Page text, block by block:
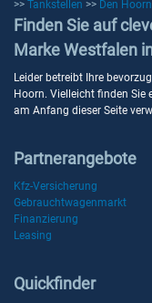
>> Tankstellen >> Den Hoorn
Finden Sie auf
Marke Westfalen
Leider betreibt Ihre
Hoorn. Vielleicht finden Sie
am Anfang dieser Seite
Partnerangebote
Kfz-Versicherung
Gebrauchtwagenmarkt
Finanzierung
Leasing
Quickfinder